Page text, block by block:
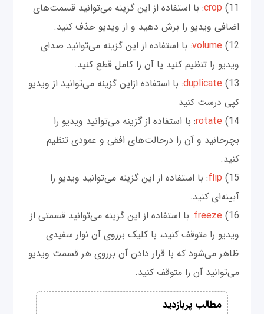
11)
crop: با استفاده از این گزینه می‌توانید قسمت‌های
اضافی ویدیو را برش دهید و از ویدیو حذف کنید.
12)
volume: با استفاده از این گزینه می‌توانید صدای
ویدیو را تنظیم کنید یا آن را کامل قطع کنید.
13)
duplicate: با استفاده ازاین گزینه می‌توانید از ویدیو
کپی درست کنید
14)
rotate: با استفاده از گزینه می‌توانید ویدیو را
بچرخانید و آن را درحالت‌های افقی و عمودی تنظیم
کنید.
15)
flip: با استفاده از این گزینه می‌توانید ویدیو را
آیینه‌ای کنید.
16)
freeze: با استفاده از این گزینه می‌توانید قسمتی از
ویدیو را متوقف کنید، با کلیک برروی آن نوار سفیدی
ظاهر می‌شود که با قرار دادن آن برروی هر قسمت ویدیو
می‌توانید آن را متوقف کنید.
مطالب پربازدید